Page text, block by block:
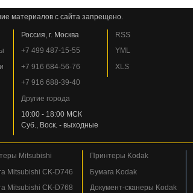
материалов с сайта запрещено.
Россия, г. Москва
+7 499 487-15-55
+7 916 684-56-76
+7 916 688-39-40
Другие города
10:00 - 18:00 МСК
Суб., Воск. - выходные
RSS
YML
XLS
Mitsubishi
Mitsubishi CK-D746
Mitsubishi CK-D768
Принтеры Kodak
Бумага Kodak
Документ-сканеры Kodak